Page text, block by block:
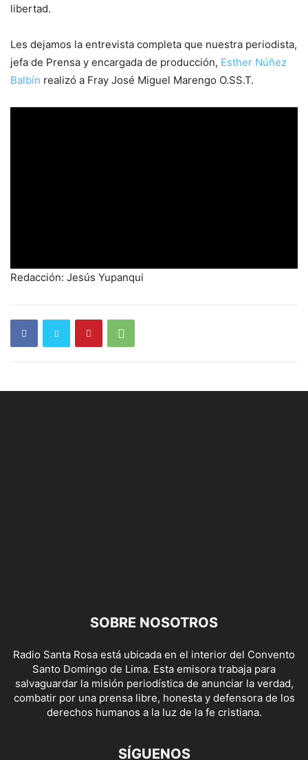
libertad.
Les dejamos la entrevista completa que nuestra periodista,
jefa de Prensa y encargada de producción, Esther Núñez
Balbín realizó a Fray José Miguel Marengo O.SS.T.
Redacción: Jesús Yupanqui
SOBRE NOSOTROS
Radio Santa Rosa está ubicada en el interior del Convento
Santo Domingo de Lima. Esta emisora trabaja para
salvaguardar la misión periodística de anunciar la verdad,
combatir por una prensa libre, honesta y defensora de los
derechos humanos a la luz de la fe cristiana.
SÍGUENOS